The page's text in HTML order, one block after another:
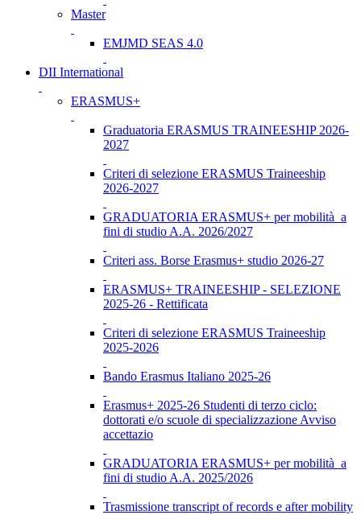
Master
EMJMD SEAS 4.0
DII International
ERASMUS+
Graduatoria ERASMUS TRAINEESHIP 2026-
2027
Criteri di selezione ERASMUS Traineeship
2026-2027
GRADUATORIA ERASMUS+ per mobilità a
fini di studio A.A. 2026/2027
Criteri ass. Borse Erasmus+ studio 2026-27
ERASMUS+ TRAINEESHIP - SELEZIONE
2025-26 - Rettificata
Criteri di selezione ERASMUS Traineeship
2025-2026
Bando Erasmus Italiano 2025-26
Erasmus+ 2025-26 Studenti di terzo ciclo:
dottorati e/o scuole di specializzazione Avviso
accettazio
GRADUATORIA ERASMUS+ per mobilità a
fini di studio A.A. 2025/2026
Trasmissione transcript of records e after mobility